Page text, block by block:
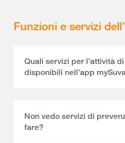
Funzioni e servizi
Quali servizi per l’attività
disponibili nell’app
Non vedo servizi di
fare?